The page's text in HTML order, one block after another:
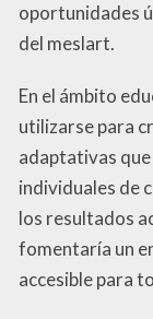
oportunidades
del meslart.
En el ámbito
utilizarse para
adaptativas que
individuales de
los resultados
fomentaría un
accesible para